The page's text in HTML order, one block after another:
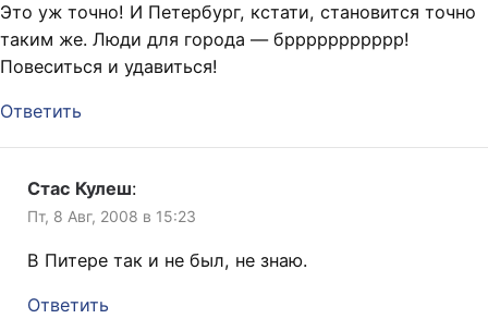
Это уж точно! И Петербург, кстати, становится точно
таким же. Люди для города — бррррррррррр!
Повеситься и удавиться!
Ответить
Стас Кулеш:
Пт, 8 Авг, 2008 в 15:23
В Питере так и не был, не знаю.
Ответить